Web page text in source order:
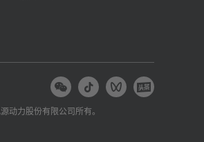
动力股份有限公司所有。